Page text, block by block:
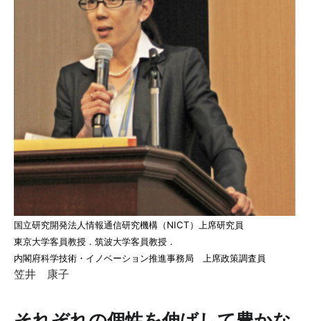
国立研究開発法人情報通信研究機構（NICT）上席研究員
東京大学客員教授．筑波大学客員教授．
内閣府科学技術・イノベーション推進事務局 上席政策調査員
笠井 康子